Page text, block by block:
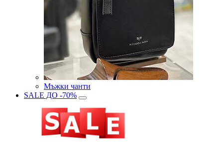
Мъжки чанти
SALE ДО -70%